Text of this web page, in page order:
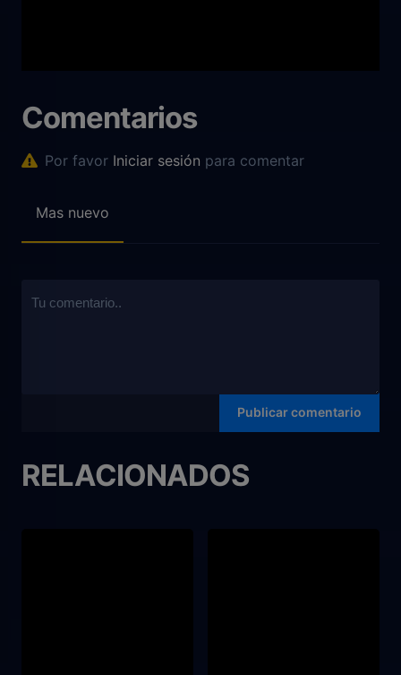
Comentarios
Por favor Iniciar sesión para comentar
Mas nuevo
RELACIONADOS